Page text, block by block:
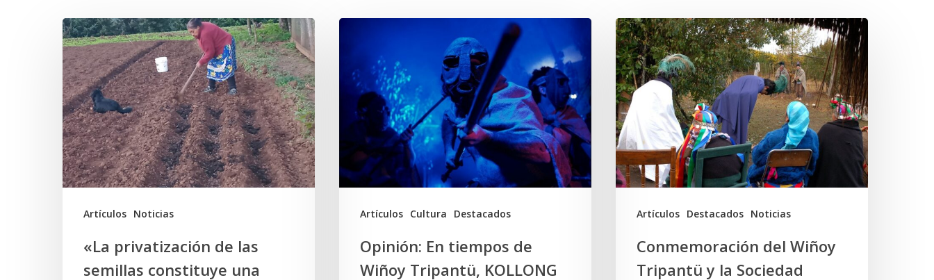
Artículos Noticias
«La
privatización
de
las
semillas
constituye
una
violación
Derechos
«La privatización de las
semillas constituye una
Artículos Cultura Destacados
tiempos
de
Wiñoy
Tripantü,
KOLLONG
impacta
local
Opinión: En tiempos de
Wiñoy Tripantü, KOLLONG
Artículos Destacados Noticias
Conmemoración
del
Wiñoy
Tripantü
y
la
Sociedad
Mapuche
Ancestral
Conmemoración del Wiñoy
Tripantü y la Sociedad